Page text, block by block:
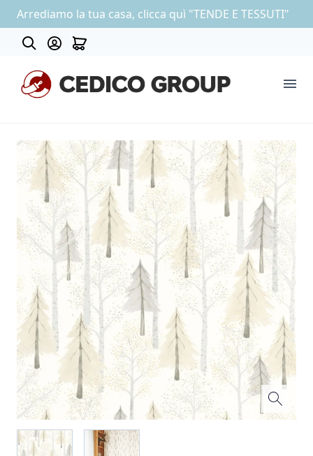
Arrediamo la tua casa, clicca quì "TENDE E TESSUTI"
COLLEZIONE CARTA DA PARATI
OUTLET